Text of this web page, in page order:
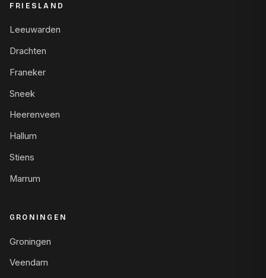
FRIESLAND
Leeuwarden
Drachten
Franeker
Sneek
Heerenveen
Hallum
Stiens
Marrum
GRONINGEN
Groningen
Veendam